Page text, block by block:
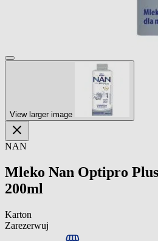
View larger image
NAN
Mleko Nan Optipro
200ml
Karton
Zarezerwuj